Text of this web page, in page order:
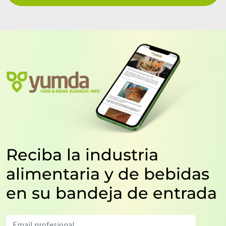
Reciba la industria
alimentaria y de bebidas
en su bandeja de entrada